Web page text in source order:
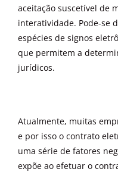
aceitação suscetível de
interatividade. Pode-se
espécies de signos
que permitem a
jurídicos.
Atualmente, muitas
e por isso o contrato
uma série de fatores
expõe ao efetuar o